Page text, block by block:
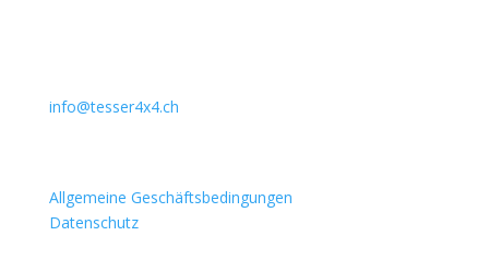
info@tesser4x4.ch
Allgemeine Geschäftsbedingungen
Datenschutz